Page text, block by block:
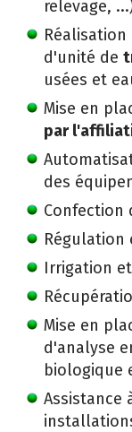
relevage,
Réalisation
d'unité de
usées et
Mise en
par
des
Confection
Régulation
Irrigation
Mise en
d'analyse
biologique
Assistance